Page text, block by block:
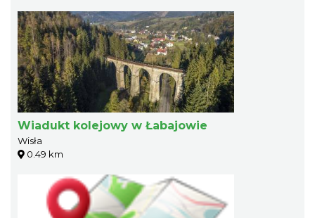
Wiadukt kolejowy w Łabajowie
Wisła
0.49 km